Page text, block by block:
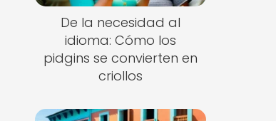
De la necesidad al
idioma: Cómo los
pidgins se convierten en
criollos